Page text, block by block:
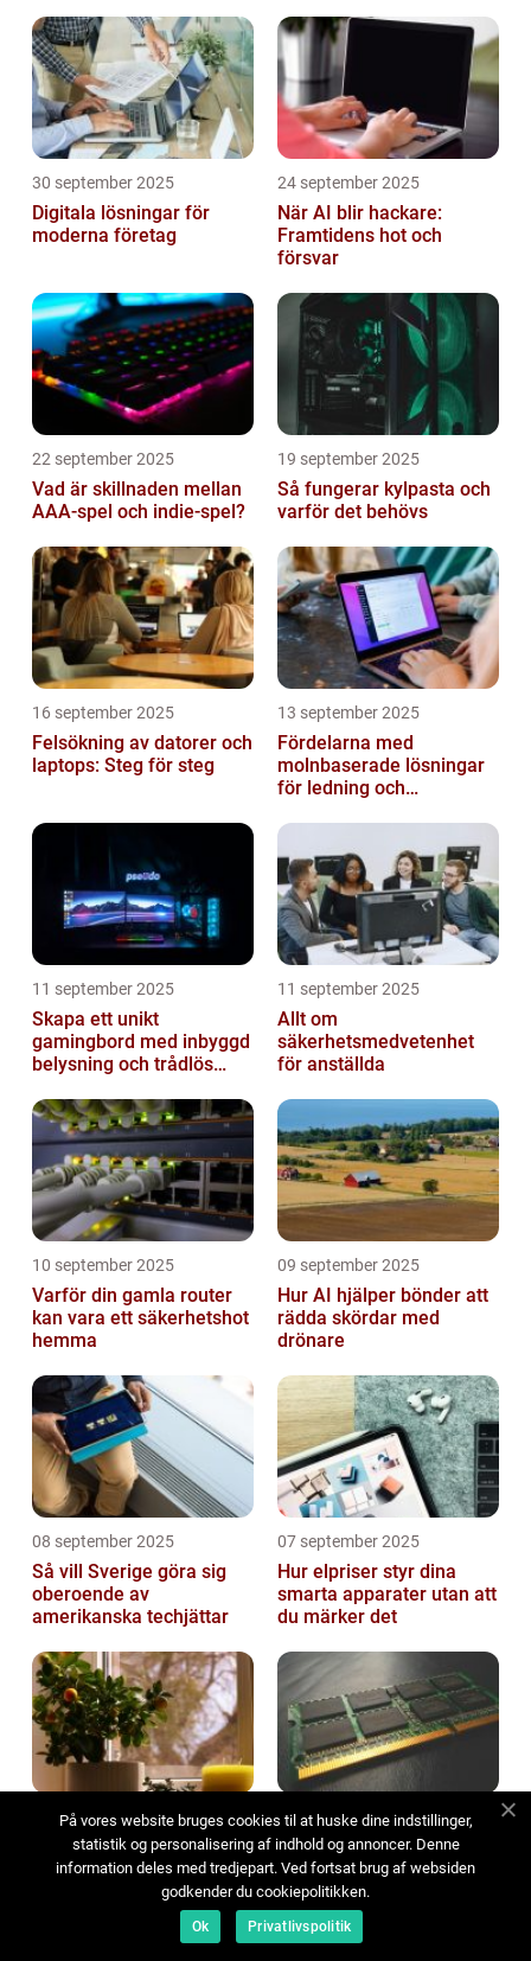
30 september 2025
Digitala lösningar för
moderna företag
24 september 2025
När AI blir hackare:
Framtidens hot och
försvar
22 september 2025
Vad är skillnaden mellan
AAA-spel och indie-spel?
19 september 2025
Så fungerar kylpasta och
varför det behövs
16 september 2025
Felsökning av datorer och
laptops: Steg för steg
13 september 2025
Fördelarna med
molnbaserade lösningar
för ledning och
11 september 2025
Skapa ett unikt
gamingbord med inbyggd
belysning och trådlös
11 september 2025
Allt om
säkerhetsmedvetenhet
för anställda
10 september 2025
Varför din gamla router
kan vara ett säkerhetshot
hemma
09 september 2025
Hur AI hjälper bönder att
rädda skördar med
drönare
08 september 2025
Så vill Sverige göra sig
oberoende av
amerikanska techjättar
07 september 2025
Hur elpriser styr dina
smarta apparater utan att
du märker det
06 september 2025
Bygg ett automatiskt
växtbevattningssystem
05 september 2025
RAM-priset exploderar
2026 – AI kapar minnet
du behövde
På vores website bruges cookies til at huske dine indstillinger,
statistik og personalisering af indhold og annoncer. Denne
information deles med tredjepart. Ved fortsat brug af websiden
godkender du cookiepolitikken.
Ok Privatlivspolitik